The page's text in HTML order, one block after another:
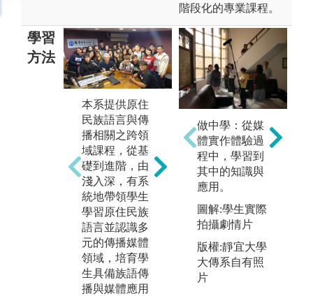
階段化的專業課程。
學習
方法
本系提供原住
民族語言與傳
播相關之跨領
域課程，從基
礎到進階，由
淺入深，有系
統地帶領學生
學習原住民族
語言並認識多
元的傳播媒體
領域，培育學
生具備族語傳
播與媒體應用
本系注重學生
從多元視野探
討問題的能力
訓練，以培育
民族語言與傳
播尖兵，為台
灣語言與傳播
發展，注入嶄
新的能量。本
系學生約一半
為原住民一半
做中學：從媒
體實作體驗過
程中，學習到
其中的知識與
應用。
圖解:學生實際
拍攝劇情片
版權:靜宜大學
大傳系自有照
片